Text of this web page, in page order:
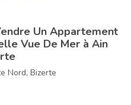
Un Appartement
Vue De Mer à Ain
Nord, Bizerte